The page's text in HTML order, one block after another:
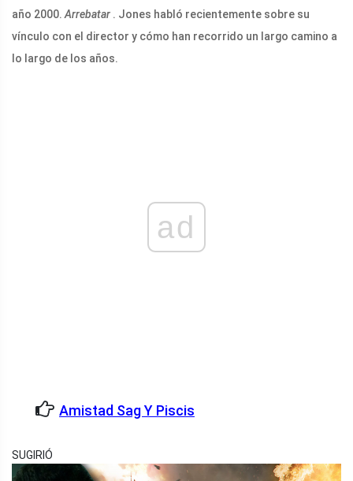
año 2000. Arrebatar . Jones habló recientemente sobre su
vínculo con el director y cómo han recorrido un largo camino a
lo largo de los años.
ad
Amistad Sag Y Piscis
SUGIRIÓ